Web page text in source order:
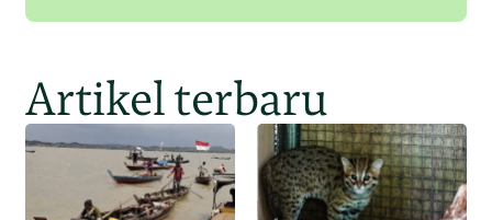
Artikel terbaru